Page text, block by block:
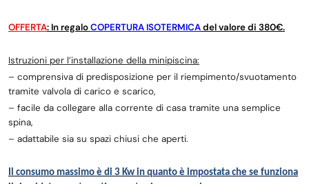
OFFERTA: In regaloCOPERTURA ISOTERMICAdel valore di 380€.
Istruzioni per l’installazione della minipiscina:
– comprensiva di predisposizione per il riempimento/svuotamento
tramite valvola di carico e scarico,
– facile da collegare alla corrente di casa tramite una semplice
spina,
– adattabile sia su spazi chiusi che aperti.
Il consumo massimo è di 3 Kw in quanto è impostata che se funziona